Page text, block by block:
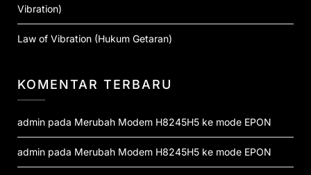
Vibration)
Law of Vibration (Hukum Getaran)
KOMENTAR TERBARU
admin pada Merubah Modem H8245H5 ke mode EPON
admin pada Merubah Modem H8245H5 ke mode EPON